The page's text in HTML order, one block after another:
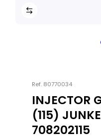
Ref. 80770034
INJECTOR
(115)
708202115